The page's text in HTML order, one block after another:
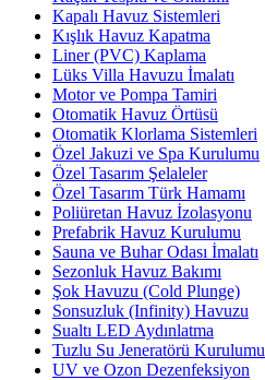
Kapalı Havuz Sistemleri
Kışlık Havuz Kapatma
Liner (PVC) Kaplama
Lüks Villa Havuzu İmalatı
Motor ve Pompa Tamiri
Otomatik Havuz Örtüsü
Otomatik Klorlama Sistemleri
Özel Jakuzi ve Spa Kurulumu
Özel Tasarım Şelaleler
Özel Tasarım Türk Hamamı
Poliüretan Havuz İzolasyonu
Prefabrik Havuz Kurulumu
Sauna ve Buhar Odası İmalatı
Sezonluk Havuz Bakımı
Şok Havuzu (Cold Plunge)
Sonsuzluk (Infinity) Havuzu
Sualtı LED Aydınlatma
Tuzlu Su Jeneratörü Kurulumu
UV ve Ozon Dezenfeksiyon